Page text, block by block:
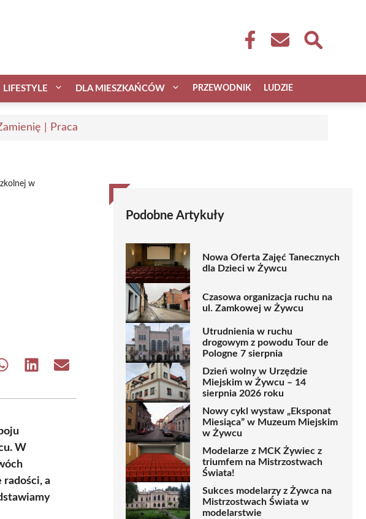
LIFESTYLE DLA MIESZKAŃCÓW PRZEWODNIK LUDZIE
| Praca
w
Share Share Share
W
radości, a
Podobne Artykuły
Nowa Oferta Zajęć Tanecznych
dla Dzieci w Żywcu
Czasowa organizacja ruchu na
ul. Zamkowej w Żywcu
Utrudnienia w ruchu
drogowym z powodu Tour de
Pologne 7 sierpnia
Dzień wolny w Urzędzie
Miejskim w Żywcu – 14
sierpnia 2026 roku
Nowy cykl wystaw „Eksponat
Miesiąca” w Muzeum Miejskim
w Żywcu
Modelarze z MCK Żywiec z
triumfem na Mistrzostwach
Świata!
Sukces modelarzy z Żywca na
Mistrzostwach Świata w
modelarstwie